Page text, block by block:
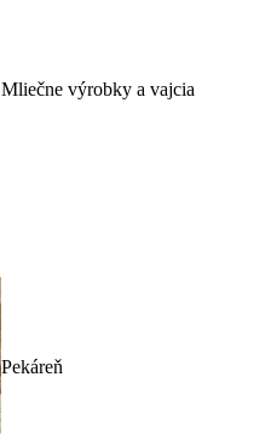
Mliečne výrobky a vajcia
Pekáreň